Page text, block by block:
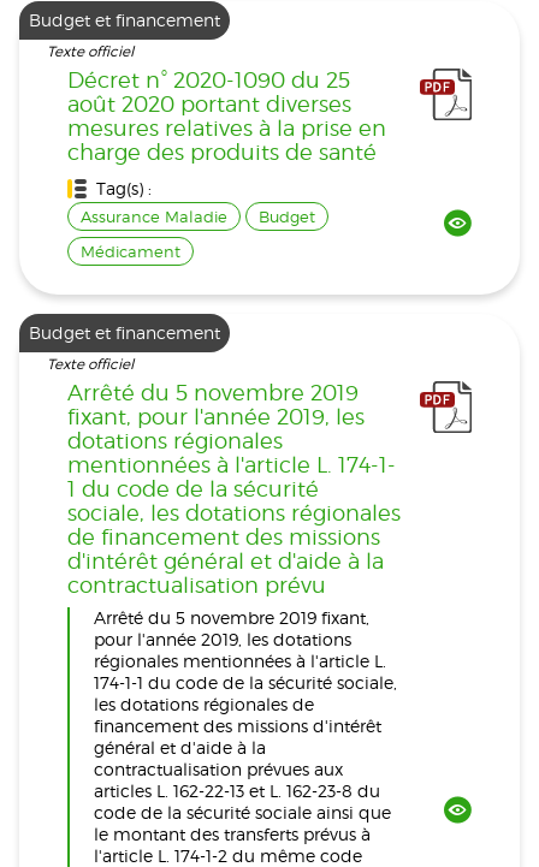
Budget et financement
Texte officiel
Décret n° 2020-1090 du 25
août 2020 portant diverses
mesures relatives à la prise en
charge des produits de santé
Tag(s) :
Assurance Maladie
Budget
Médicament
Budget et financement
Texte officiel
Arrêté du 5 novembre 2019
fixant, pour l'année 2019, les
dotations régionales
mentionnées à l'article L. 174-1-
1 du code de la sécurité
sociale, les dotations régionales
de financement des missions
d'intérêt général et d'aide à la
contractualisation prévu
Arrêté du 5 novembre 2019 fixant,
pour l'année 2019, les dotations
régionales mentionnées à l'article L.
174-1-1 du code de la sécurité sociale,
les dotations régionales de
financement des missions d'intérêt
général et d'aide à la
contractualisation prévues aux
articles L. 162-22-13 et L. 162-23-8 du
code de la sécurité sociale ainsi que
le montant des transferts prévus à
l'article L. 174-1-2 du même code